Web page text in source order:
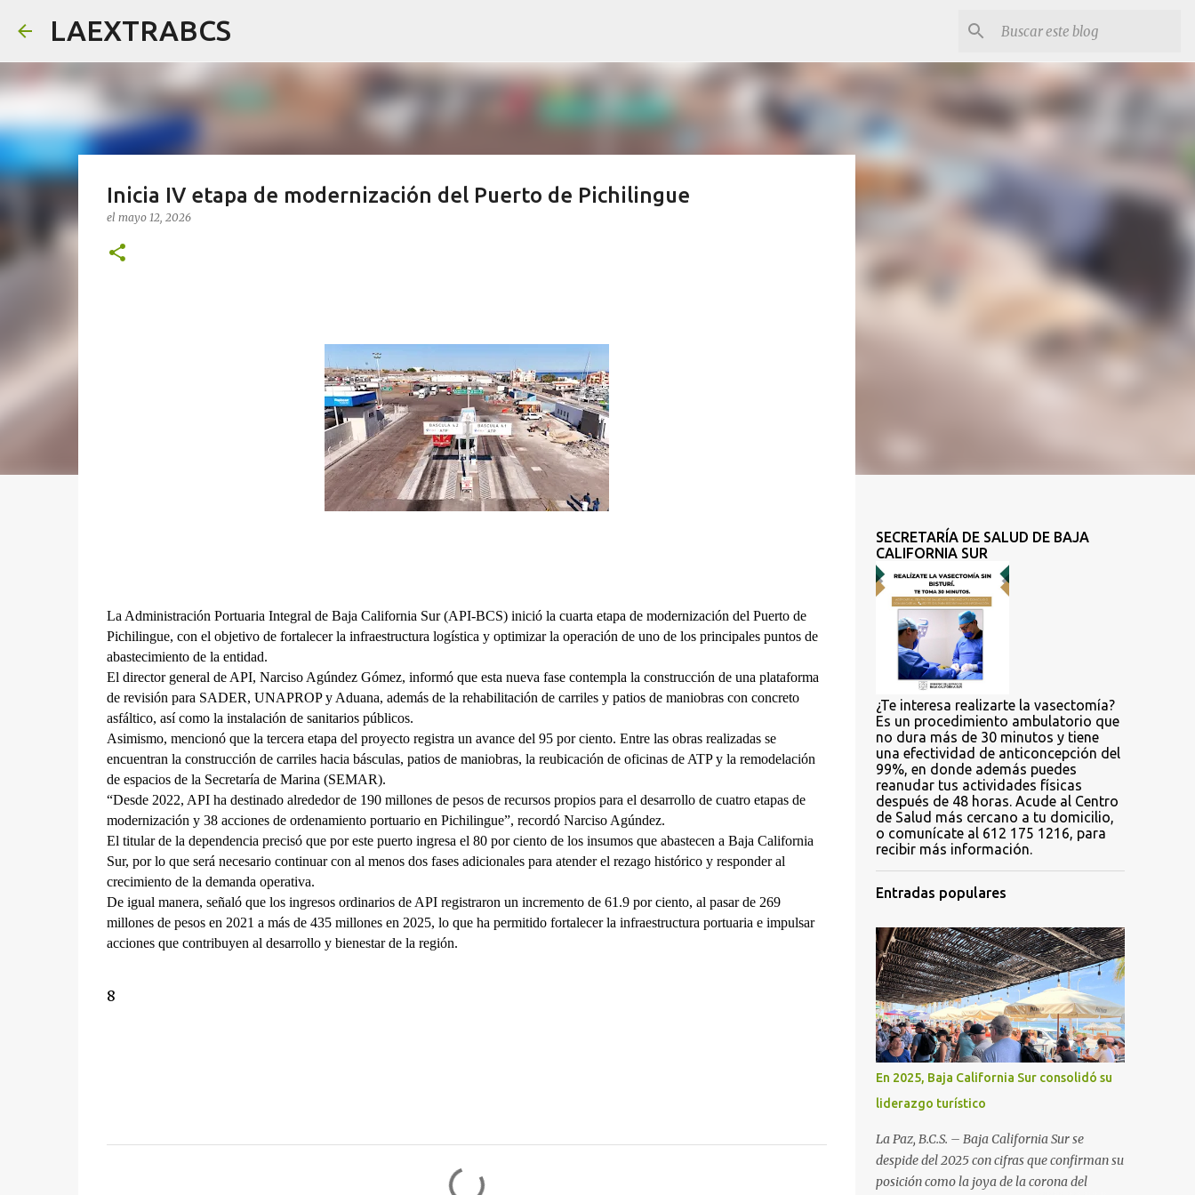
LAEXTRABCS
Inicia IV etapa de modernización del Puerto de Pichilingue
el mayo 12, 2026
La Administración Portuaria Integral de Baja California Sur (API-BCS) inició la cuarta etapa de modernización del Puerto de
Pichilingue, con el objetivo de fortalecer la infraestructura logística y optimizar la operación de uno de los principales puntos de
abastecimiento de la entidad.
El director general de API, Narciso Agúndez Gómez, informó que esta nueva fase contempla la construcción de una plataforma
de revisión para SADER, UNAPROP y Aduana, además de la rehabilitación de carriles y patios de maniobras con concreto
asfáltico, así como la instalación de sanitarios públicos.
Asimismo, mencionó que la tercera etapa del proyecto registra un avance del 95 por ciento. Entre las obras realizadas se
encuentran la construcción de carriles hacia básculas, patios de maniobras, la reubicación de oficinas de ATP y la remodelación
de espacios de la Secretaría de Marina (SEMAR).
“Desde 2022, API ha destinado alrededor de 190 millones de pesos de recursos propios para el desarrollo de cuatro etapas de
modernización y 38 acciones de ordenamiento portuario en Pichilingue”, recordó Narciso Agúndez.
El titular de la dependencia precisó que por este puerto ingresa el 80 por ciento de los insumos que abastecen a Baja California
Sur, por lo que será necesario continuar con al menos dos fases adicionales para atender el rezago histórico y responder al
crecimiento de la demanda operativa.
De igual manera, señaló que los ingresos ordinarios de API registraron un incremento de 61.9 por ciento, al pasar de 269
millones de pesos en 2021 a más de 435 millones en 2025, lo que ha permitido fortalecer la infraestructura portuaria e impulsar
acciones que contribuyen al desarrollo y bienestar de la región.
8
SECRETARÍA DE SALUD DE BAJA
CALIFORNIA SUR
¿Te interesa realizarte la vasectomía?
Es un procedimiento ambulatorio que
no dura más de 30 minutos y tiene
una efectividad de anticoncepción del
99%, en donde además puedes
reanudar tus actividades físicas
después de 48 horas. Acude al Centro
de Salud más cercano a tu domicilio,
o comunícate al 612 175 1216, para
recibir más información.
Entradas populares
En 2025, Baja California Sur consolidó su
liderazgo turístico
La Paz, B.C.S. – Baja California Sur se
despide del 2025 con cifras que confirman su
posición como la joya de la corona del